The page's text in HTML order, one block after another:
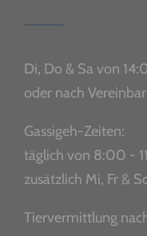
Di, Do & Sa von
oder nach
Gassigeh-Zeiten:
täglich von 8:00 -
zusätzlich Mi, Fr &
Tiervermittlung